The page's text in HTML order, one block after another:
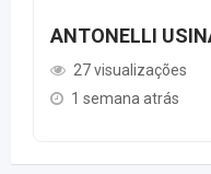
ANTONELLI
27 visualizações
1 semana atrás